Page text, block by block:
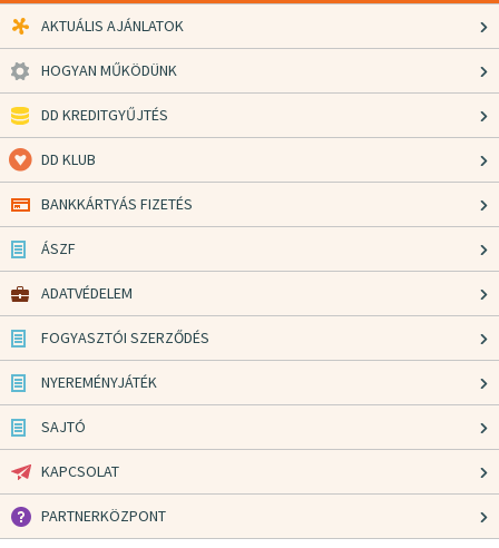
AKTUÁLIS AJÁNLATOK
HOGYAN MŰKÖDÜNK
DD KREDITGYŰJTÉS
DD KLUB
BANKKÁRTYÁS FIZETÉS
ÁSZF
ADATVÉDELEM
FOGYASZTÓI SZERZŐDÉS
NYEREMÉNYJÁTÉK
SAJTÓ
KAPCSOLAT
PARTNERKÖZPONT